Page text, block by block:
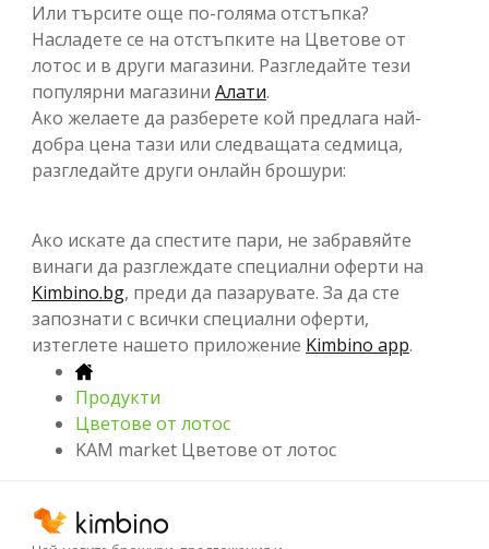
Или търсите още по-голяма отстъпка?
Насладете се на отстъпките на Цветове от
лотос и в други магазини. Разгледайте тези
популярни магазини Алати.
Ако желаете да разберете кой предлага най-
добра цена тази или следващата седмица,
разгледайте други онлайн брошури:
Ако искате да спестите пари, не забравяйте
винаги да разглеждате специални оферти на
Kimbino.bg, преди да пазарувате. За да сте
запознати с всички специални оферти,
изтеглете нашето приложение Kimbino app.
Продукти
Цветове от лотос
KAM market Цветове от лотос